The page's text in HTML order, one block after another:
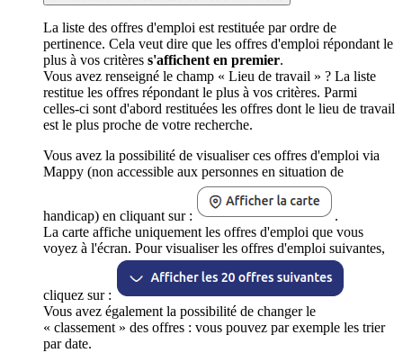
La liste des offres d'emploi est restituée par ordre de
pertinence. Cela veut dire que les offres d'emploi répondant le
plus à vos critères s'affichent en premier.
Vous avez renseigné le champ « Lieu de travail » ? La liste
restitue les offres répondant le plus à vos critères. Parmi
celles-ci sont d'abord restituées les offres dont le lieu de travail
est le plus proche de votre recherche.
Vous avez la possibilité de visualiser ces offres d'emploi via
Mappy (non accessible aux personnes en situation de
handicap) en cliquant sur :
.
La carte affiche uniquement les offres d'emploi que vous
voyez à l'écran. Pour visualiser les offres d'emploi suivantes,
cliquez sur :
Vous avez également la possibilité de changer le
« classement » des offres : vous pouvez par exemple les trier
par date.